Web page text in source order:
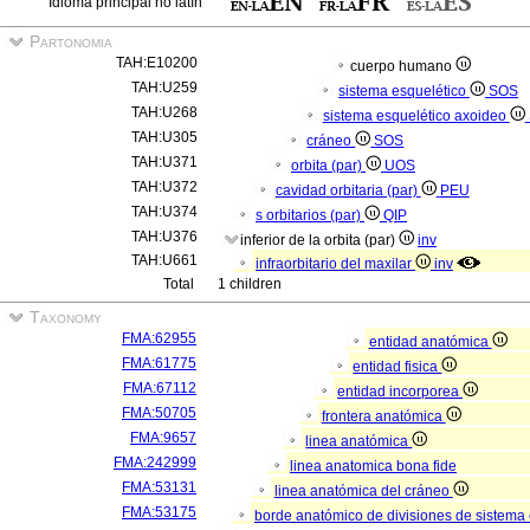
Partonomia
TAH:E10200
cuerpo humano
TAH:U259
sistema esquelético
SOS
TAH:U268
sistema esquelético axoideo
TAH:U305
cráneo
SOS
TAH:U371
orbita (par)
UOS
TAH:U372
cavidad orbitaria (par)
PEU
TAH:U374
s orbitarios (par)
QIP
TAH:U376
inferior de la orbita (par)
inv
TAH:U661
infraorbitario del maxilar
inv
Total
1 children
Taxonomy
FMA:62955
entidad anatómica
FMA:61775
entidad fisica
FMA:67112
entidad incorporea
FMA:50705
frontera anatómica
FMA:9657
linea anatómica
FMA:242999
linea anatomica bona fide
FMA:53131
linea anatómica del cráneo
FMA:53175
borde anatómico de divisiones de